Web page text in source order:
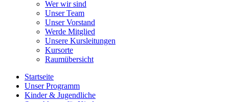
Wer wir sind
Unser Team
Unser Vorstand
Werde Mitglied
Unsere Kursleitungen
Kursorte
Raumübersicht
Startseite
Unser Programm
Kinder & Jugendliche